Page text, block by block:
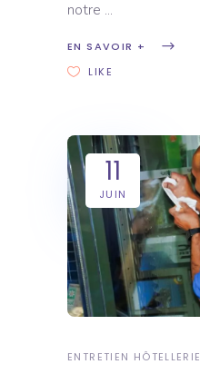
notre
EN SAVOIR +
LIKE
11
JUIN
ENTRETIEN HÔTELLERIE